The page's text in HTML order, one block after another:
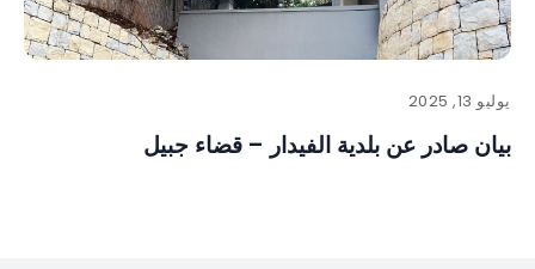
يوليو 13, 2025
بيان صادر عن بلدية الفيدار – قضاء جبيل